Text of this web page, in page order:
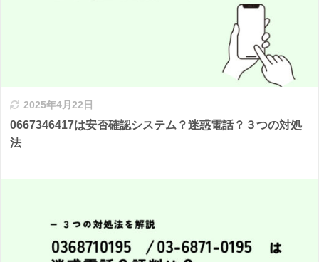
2025年4月22日
0667346417は安否確認システム？迷惑電話？３つの対処
法